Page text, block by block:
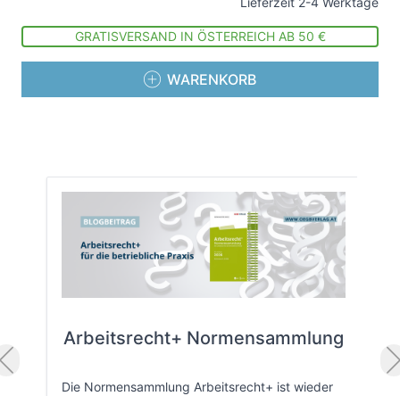
GRATISVERSAND IN ÖSTERREICH AB 50 €
WARENKORB
Arbeitsrecht+ Normensammlung
Die Normensammlung Arbeitsrecht+ ist wieder